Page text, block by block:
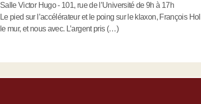
Salle Victor Hugo - 101, rue de l’Université de 9h à 17h
Le pied sur l’accélérateur et le poing sur le klaxon, François
le mur, et nous avec. L’argent pris (…)